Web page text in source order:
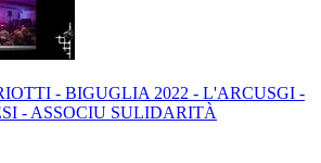
- BIGUGLIA 2022 - L'ARCUSGI -
- ASSOCIU SULIDARITÀ